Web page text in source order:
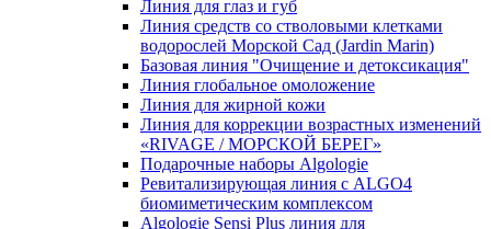
Линия для глаз и губ
Линия средств со стволовыми клетками
водорослей Морской Сад (Jardin Marin)
Базовая линия "Очищение и детоксикация"
Линия глобальное омоложение
Линия для жирной кожи
Линия для коррекции возрастных изменений
«RIVAGE / МОРСКОЙ БЕРЕГ»
Подарочные наборы Algologie
Ревитализирующая линия с ALGO4
биомиметическим комплексом
Algologie Sensi Plus линия для